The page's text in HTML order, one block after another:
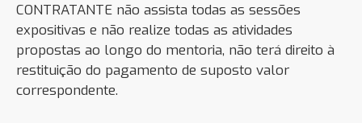
CONTRATANTE não assista todas as sessões
expositivas e não realize todas as atividades
propostas ao longo do mentoria, não terá direito à
restituição do pagamento de suposto valor
correspondente.